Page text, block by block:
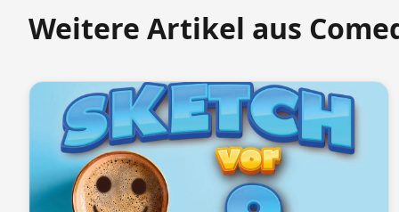
Weitere Artikel aus